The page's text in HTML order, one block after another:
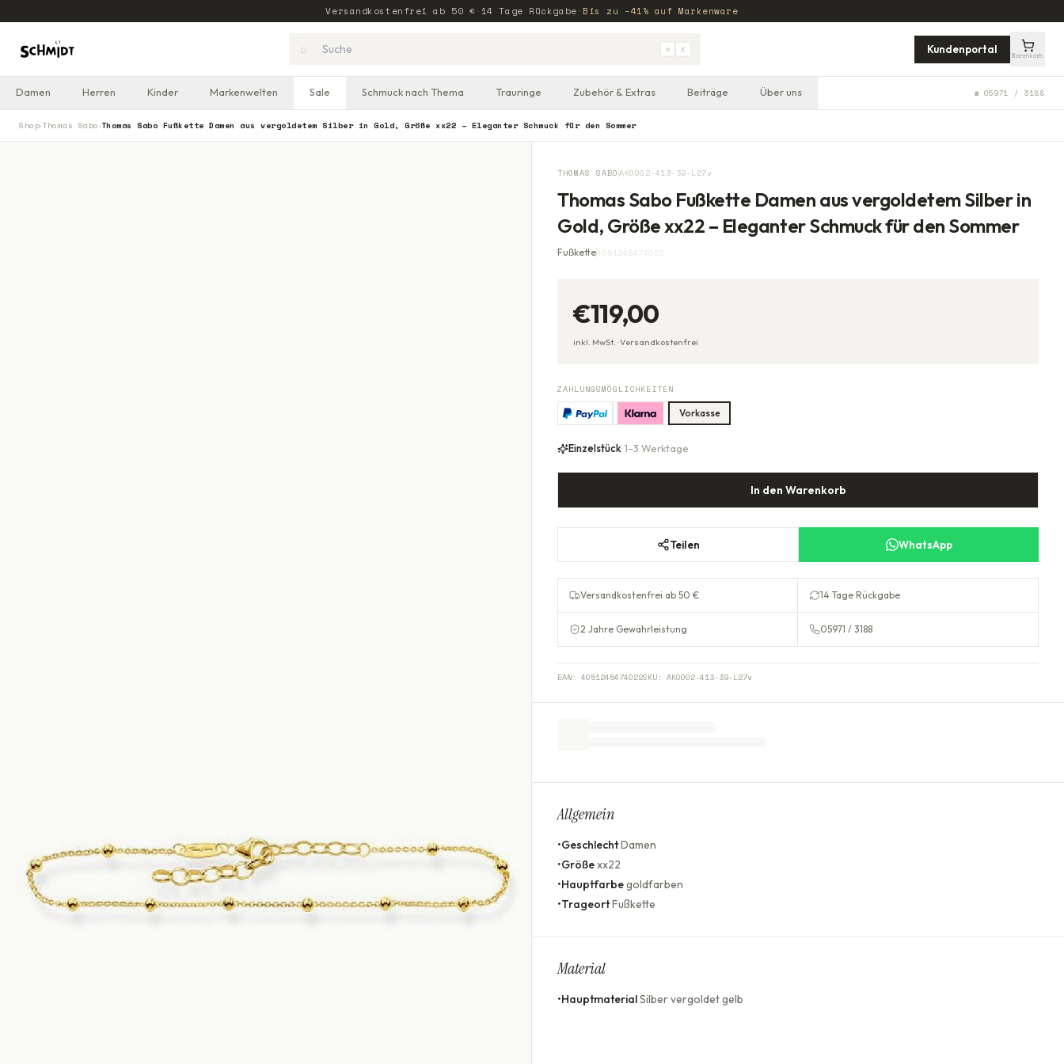
Versandkostenfrei ab 50 € · 14 Tage Rückgabe ·Bis zu −41% auf Markenware
⌕ ⌘ K Kundenportal
Warenkorb
Damen Herren Kinder Markenwelten Sale Schmuck nach Thema Trauringe Zubehör & Extras Beiträge Über uns ☎ 05971 / 3188
Shop›Thomas Sabo ›Thomas Sabo Fußkette Damen aus vergoldetem Silber in Gold, Größe xx22 – Eleganter Schmuck für den Sommer
THOMAS SABO AK0002-413-39-L27v
Thomas Sabo Fußkette Damen aus vergoldetem Silber in
Gold, Größe xx22 – Eleganter Schmuck für den Sommer
Fußkette4051245474022
€119,00
inkl. MwSt. ·Versandkostenfrei
ZAHLUNGSMÖGLICHKEITEN
Vorkasse
Einzelstück· 1–3 Werktage
In den Warenkorb
Teilen WhatsApp
Versandkostenfrei ab 50 € 14 Tage Rückgabe
2 Jahre Gewährleistung 05971 / 3188
EAN: 4051245474022SKU: AK0002-413-39-L27v
Allgemein
•GeschlechtDamen
•Größexx22
•Hauptfarbegoldfarben
•TrageortFußkette
Material
•HauptmaterialSilber vergoldet gelb